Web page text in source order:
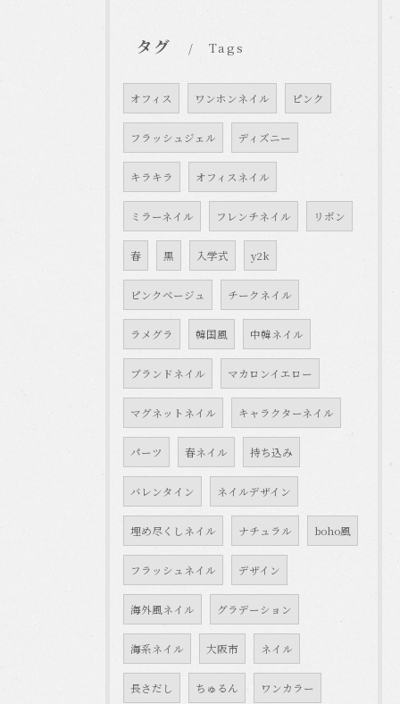
タグ Tags
オフィス ワンホンネイル ピンク
フラッシュジェル ディズニー
キラキラ オフィスネイル
ミラーネイル フレンチネイル リボン
春 黒 入学式 y2k
ピンクベージュ チークネイル
ラメグラ 韓国風 中韓ネイル
ブランドネイル マカロンイエロー
マグネットネイル キャラクターネイル
パーツ 春ネイル 持ち込み
バレンタイン ネイルデザイン
埋め尽くしネイル ナチュラル boho風
フラッシュネイル デザイン
海外風ネイル グラデーション
海系ネイル 大阪市 ネイル
長さだし ちゅるん ワンカラー